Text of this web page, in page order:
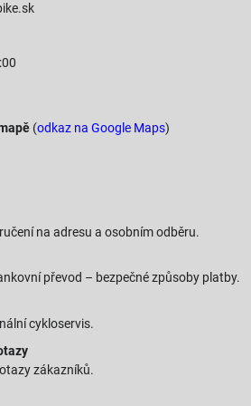
(odkaz na Google Maps)
na adresu a osobním odběru.
převod – bezpečné způsoby platby.
cykloservis.
zákazníků.